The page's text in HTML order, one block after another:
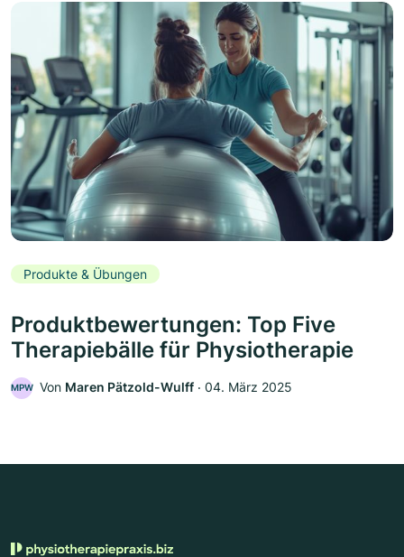
Produkte & Übungen
Produktbewertungen: Top Five
Therapiebälle für Physiotherapie
MPW Von Maren Pätzold-Wulff ‧ 04. März 2025